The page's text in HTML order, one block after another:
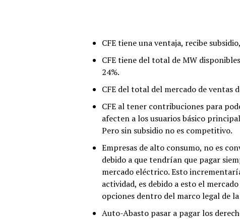
CFE tiene una ventaja, recibe
CFE tiene del total de MW
24%.
CFE del total del mercado de ventas
CFE al tener contribuciones para
afecten a los usuarios básico
Pero sin subsidio no es competitivo.
Empresas de alto consumo, no es
debido a que tendrían que pagar
mercado eléctrico. Esto
actividad, es debido a esto el
opciones dentro del marco legal de
Auto-Abasto pasar a pagar los